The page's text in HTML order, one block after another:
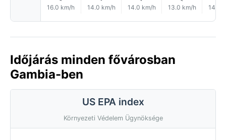
16.0 km/h 14.0 km/h 14.0 km/h 13.0 km/h 14.0
Időjárás minden fővárosban
Gambia-ben
US EPA index
Környezeti Védelem Ügynöksége